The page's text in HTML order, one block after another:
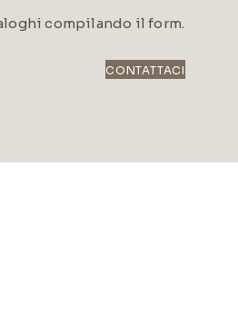
compilando il form.
CONTATTACI